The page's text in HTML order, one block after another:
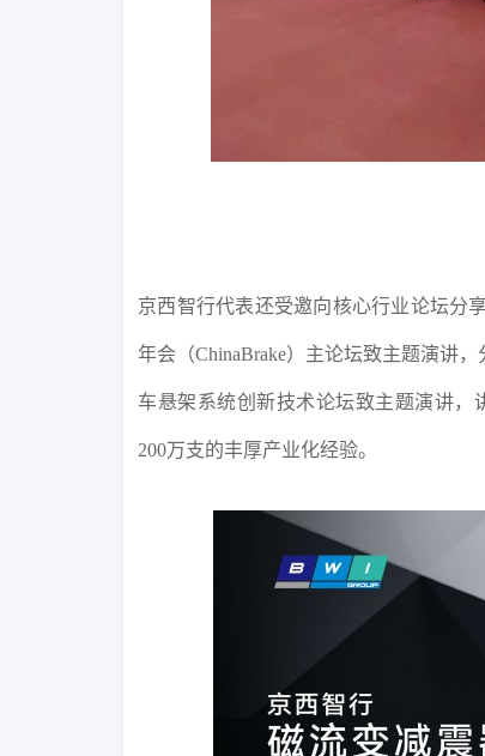
京西智行代表还受邀向核心行业论坛分
年会（ChinaBrake）主论坛致主题演讲
车悬架系统创新技术论坛致主题演讲，
200万支的丰厚产业化经验。